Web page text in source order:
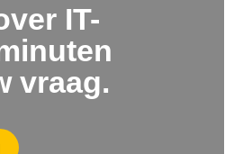
IT-
vraag.